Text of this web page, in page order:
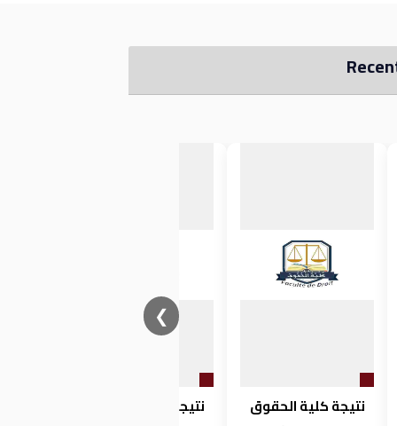
❮
نتيجة كلية الحقوق
نتيجة كلية الحقوق